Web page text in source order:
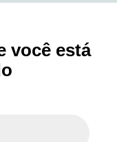
você está